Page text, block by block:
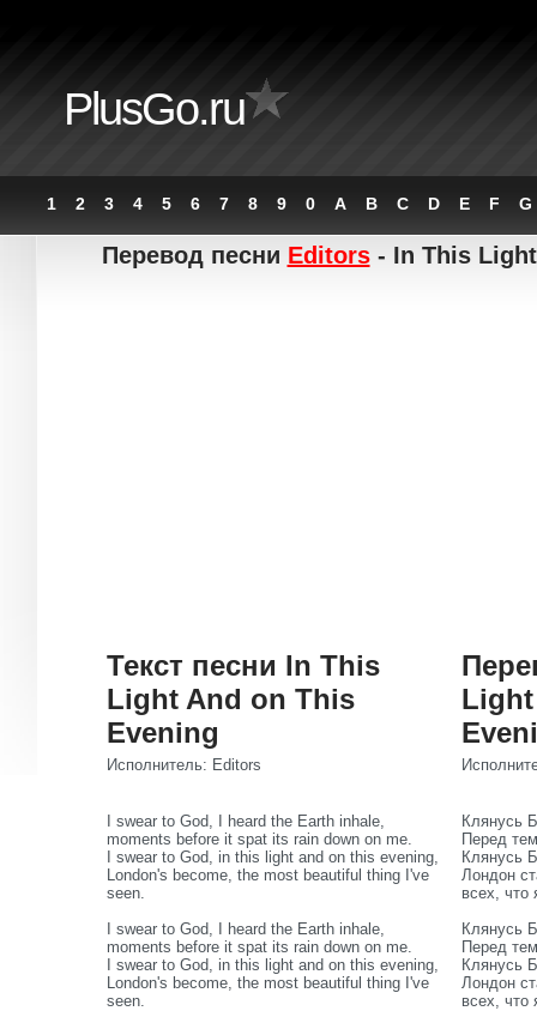
PlusGo.ru
1 2 3 4 5 6 7 8 9 0 A B C D E F G
Перевод песни Editors- In This
Текст песни In This
Light And on This
Evening
Исполнитель: Editors
I swear to God, I heard the Earth inhale,
moments before it spat its rain down on me.
I swear to God, in this light and on this evening,
London's become, the most beautiful thing I've
seen.
I swear to God, I heard the Earth inhale,
moments before it spat its rain down on me.
I swear to God, in this light and on this evening,
London's become, the most beautiful thing I've
seen.
Клянусь
Перед
Клянусь
Лондон
всех, что
Клянусь
Перед
Клянусь
Лондон
всех, что